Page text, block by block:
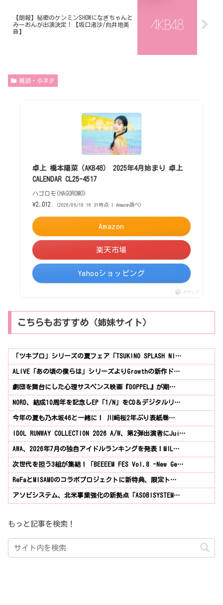
【朗報】秘密のケンミンSHOWになぎちゃんと
みーおんが出演決定！【坂口渚沙/向井地美
音】
雑談・小ネタ
卓上 橋本陽菜（AKB48） 2025年4月始まり 卓上
CALENDAR CL25-4517
ハゴロモ(HAGOROMO)
¥2,012
（2026/05/18 16:31時点 | Amazon調べ）
Amazon
楽天市場
Yahooショッピング
ポチップ
こちらもおすすめ（姉妹サイト）
「ツキプロ」シリーズの夏フェア「TSUKINO SPLASH NI…
ALIVE「あの頃の僕らは」シリーズよりGrowthの新作ド…
劇団を舞台にした心理サスペンス映画『DOPPEL』が期…
NORD、結成10周年を記念しEP「1/N」をCD＆デジタルリ…
今年の夏も乃木坂46と一緒に！ 川﨑桜2年ぶり表紙巻…
IDOL RUNWAY COLLECTION 2026 A/W、第2弾出演者にJui…
AWA、2026年7月の独自アイドルランキングを発表！M!L…
次世代を担う3組が集結！「BEEEEM FES Vol.8 -New Ge…
ReFaとMISAMOのコラボプロジェクトに新特典、限定ト…
アソビシステム、北米事業強化の新拠点「ASOBISYSTEM…
もっと記事を検索！